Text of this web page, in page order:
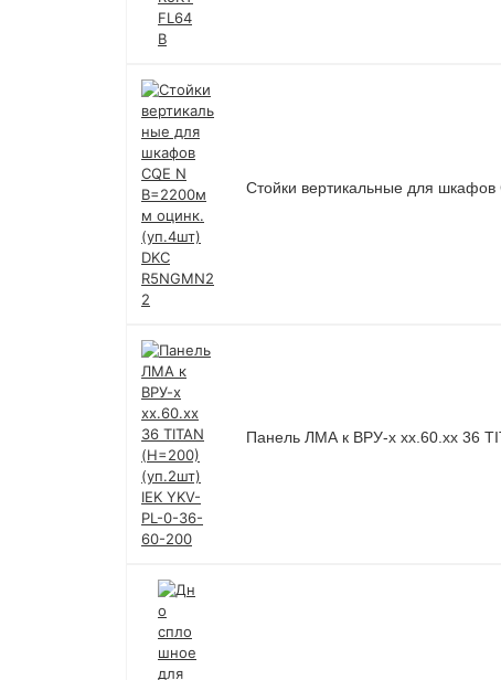
Стойки вертикальные для
Панель ЛМА к ВРУ-х хх.60.хх 36